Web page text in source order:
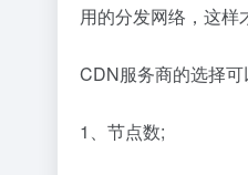
用的分发网络，这样
CDN服务商的选择可
1、节点数;